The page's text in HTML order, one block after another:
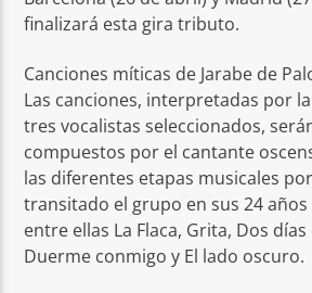
finalizará esta gira tributo.
Canciones míticas de Jarabe de
Las canciones, interpretadas por
tres vocalistas seleccionados,
compuestos por el cantante
las diferentes etapas musicales
transitado el grupo en sus 24
entre ellas La Flaca, Grita, Dos días
Duerme conmigo y El lado oscuro.